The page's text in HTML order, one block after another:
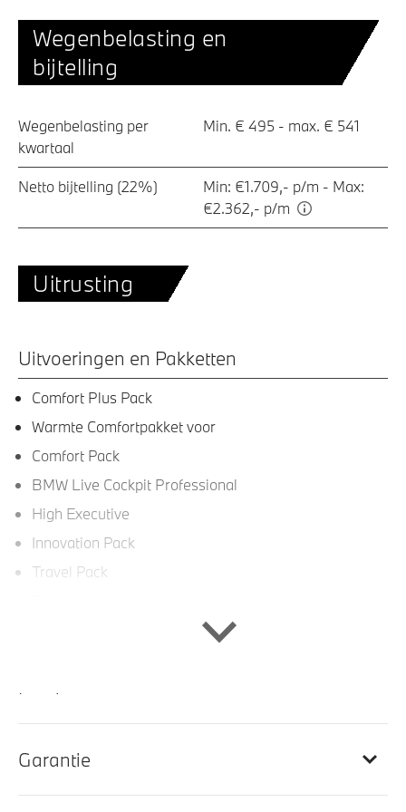
Wegenbelasting en
bijtelling
Wegenbelasting per
kwartaal
Min. € 495 - max. € 541
Netto bijtelling (22%)
Min: €1.709,- p/m - Max:
€2.362,- p/m
Uitrusting
Uitvoeringen en Pakketten
Comfort Plus Pack
Warmte Comfortpakket voor
Comfort Pack
BMW Live Cockpit Professional
High Executive
Innovation Pack
Travel Pack
Interieur
Scheidingsnet tussen bagageruimte en achterbank
premium sportstoelen
Garantie